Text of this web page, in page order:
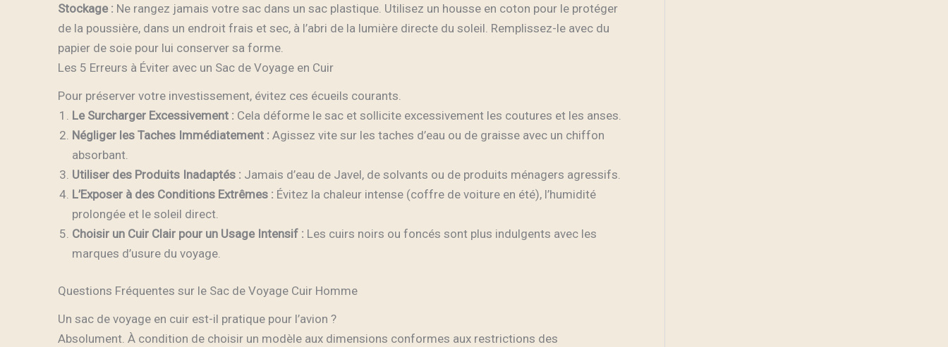
Stockage : Ne rangez jamais votre sac dans un sac plastique. Utilisez un housse en coton pour le protéger
de la poussière, dans un endroit frais et sec, à l’abri de la lumière directe du soleil. Remplissez-le avec du
papier de soie pour lui conserver sa forme.
Les 5 Erreurs à Éviter avec un Sac de Voyage en Cuir
Pour préserver votre investissement, évitez ces écueils courants.
Le Surcharger Excessivement : Cela déforme le sac et sollicite excessivement les coutures et les anses.
Négliger les Taches Immédiatement : Agissez vite sur les taches d’eau ou de graisse avec un chiffon
absorbant.
Utiliser des Produits Inadaptés : Jamais d’eau de Javel, de solvants ou de produits ménagers agressifs.
L’Exposer à des Conditions Extrêmes : Évitez la chaleur intense (coffre de voiture en été), l’humidité
prolongée et le soleil direct.
Choisir un Cuir Clair pour un Usage Intensif : Les cuirs noirs ou foncés sont plus indulgents avec les
marques d’usure du voyage.
Questions Fréquentes sur le Sac de Voyage Cuir Homme
Un sac de voyage en cuir est-il pratique pour l’avion ?
Absolument. À condition de choisir un modèle aux dimensions conformes aux restrictions des